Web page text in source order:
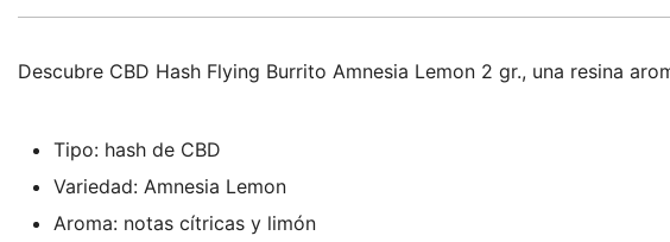
Descubre CBD Hash Flying Burrito Amnesia Lemon 2 gr., una resina
Tipo: hash de CBD
Variedad: Amnesia Lemon
Aroma: notas cítricas y limón